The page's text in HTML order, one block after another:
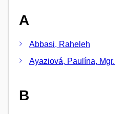
A
Abbasi, Raheleh
Ayaziová, Paulína, Mgr.
B